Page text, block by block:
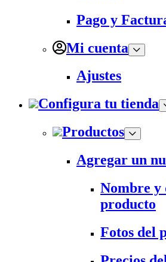
Pago y
Mi cuenta
Ajustes
Configura tu tienda
Productos
Agregar un
Nombre y
producto
Fotos del